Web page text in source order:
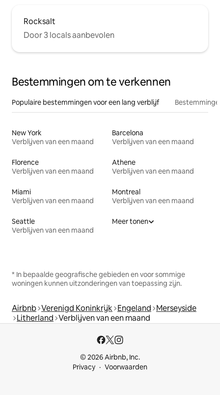
Rocksalt
Door 3 locals aanbevolen
Bestemmingen om te verkennen
Populaire bestemmingen voor een lang verblijf
New York
Verblijven van een maand
Barcelona
Verblijven van een maand
Florence
Verblijven van een maand
Athene
Verblijven van een maand
Miami
Verblijven van een maand
Montreal
Verblijven van een maand
Seattle
Verblijven van een maand
Meer tonen
* In bepaalde geografische gebieden en voor sommige
woningen kunnen uitzonderingen van toepassing zijn.
Airbnb Verenigd Koninkrijk Engeland Merseyside
Litherland Verblijven van een maand
© 2026 Airbnb, Inc.
Privacy
Voorwaarden